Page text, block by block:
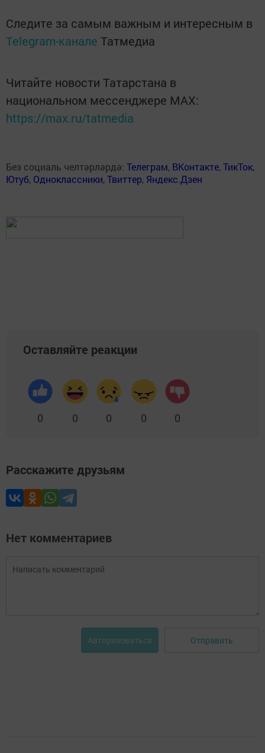
Следите за самым важным и интересным в
Telegram-канале Татмедиа
Читайте новости Татарстана в
национальном мессенджере MАХ:
https://max.ru/tatmedia
Без социаль челтәрләрдә: Телеграм, ВКонтакте,ТикТок,
Ютуб, Одноклассники,Твиттер, Яндекс.Дзен
Оставляйте реакции
0 0 0 0 0
Расскажите друзьям
Нет комментариев
Авторизоваться Отправить